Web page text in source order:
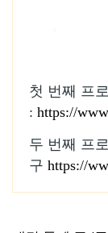
첫 번째 프
: https://
두 번째 프
구 https://